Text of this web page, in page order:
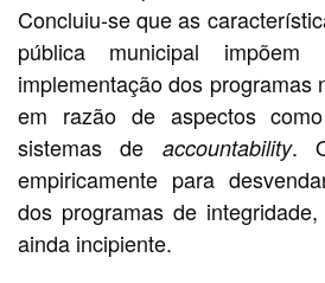
Concluiu-se que as
pública municipal
implementação dos programas
em razão de aspectos
sistemas de accountability.
empiricamente para
dos programas de
ainda incipiente.